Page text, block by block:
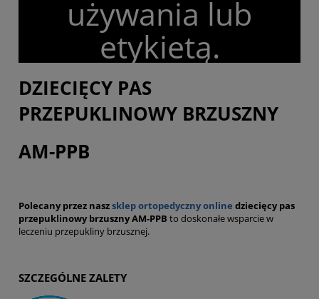
używania lub
etykietą.
DZIECIĘCY PAS
PRZEPUKLINOWY BRZUSZNY
AM-PPB
Polecany przez naszsklep ortopedyczny online dziecięcy pas
przepuklinowy brzuszny AM-PPB to doskonałe wsparcie w
leczeniu przepukliny brzusznej.
SZCZEGÓLNE ZALETY